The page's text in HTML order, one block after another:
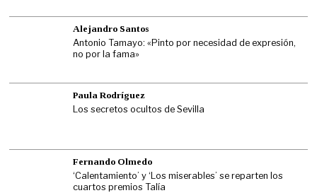
Alejandro Santos
Antonio Tamayo: «Pinto por necesidad de expresión,
no por la fama»
Paula Rodríguez
Los secretos ocultos de Sevilla
Fernando Olmedo
‘Calentamiento’ y ‘Los miserables’ se reparten los
cuartos premios Talía